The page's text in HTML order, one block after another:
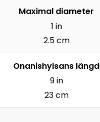
Maximal diameter
1 in
2.5 cm
Onanishylsans längd
9 in
23 cm